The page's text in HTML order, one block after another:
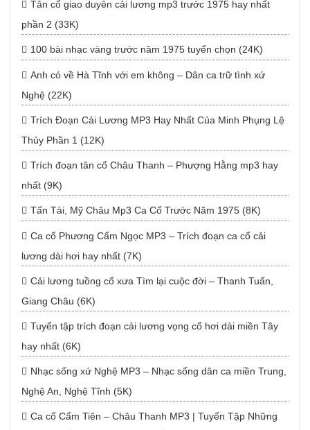
Tân cổ giao duyên cải lương mp3 trước 1975 hay nhất
phần 2 (33K)
100 bài nhạc vàng trước năm 1975 tuyển chọn (24K)
Anh có về Hà Tĩnh với em không – Dân ca trữ tình xứ
Nghệ (22K)
Trích Đoạn Cải Lương MP3 Hay Nhất Của Minh Phụng Lệ
Thủy Phần 1 (12K)
Trích đoạn tân cổ Châu Thanh – Phượng Hằng mp3 hay
nhất (9K)
Tấn Tài, Mỹ Châu Mp3 Ca Cổ Trước Năm 1975 (8K)
Ca cổ Phương Cẩm Ngọc MP3 – Trích đoạn ca cổ cải
lương dài hơi hay nhất (7K)
Cải lương tuồng cổ xưa Tìm lại cuộc đời – Thanh Tuấn,
Giang Châu (6K)
Tuyển tập trích đoạn cải lương vọng cổ hơi dài miền Tây
hay nhất (6K)
Nhạc sống xứ Nghệ MP3 – Nhạc sống dân ca miền Trung,
Nghệ An, Nghệ Tĩnh (5K)
Ca cổ Cẩm Tiên – Châu Thanh MP3 | Tuyển Tập Những